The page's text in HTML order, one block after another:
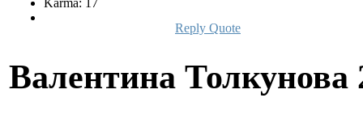
Karma: 17
Reply Quote
Валентина Толкунова